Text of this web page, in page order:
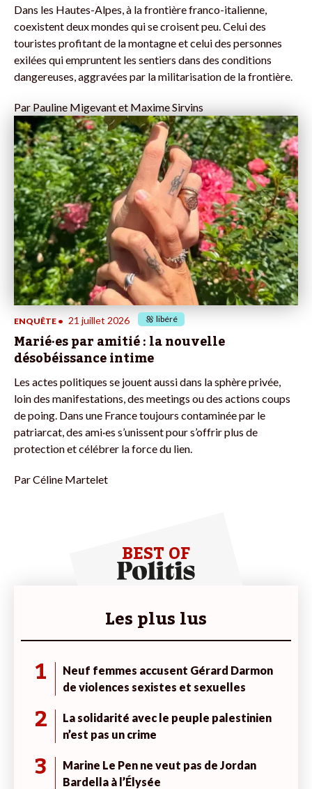
Dans les Hautes-Alpes, à la frontière franco-italienne,
coexistent deux mondes qui se croisent peu. Celui des
touristes profitant de la montagne et celui des personnes
exilées qui empruntent les sentiers dans des conditions
dangereuses, aggravées par la militarisation de la frontière.
Par Pauline Migevant et Maxime Sirvins
ENQUÊTE • 21 juillet 2026 libéré
Marié·es par amitié : la nouvelle
désobéissance intime
Les actes politiques se jouent aussi dans la sphère privée,
loin des manifestations, des meetings ou des actions coups
de poing. Dans une France toujours contaminée par le
patriarcat, des ami·es s’unissent pour s’offrir plus de
protection et célébrer la force du lien.
ParCéline Martelet
BEST OF
Les plus lus
1
Neuf femmes accusent Gérard Darmon
de violences sexistes et sexuelles
2
La solidarité avec le peuple palestinien
n’est pas un crime
3
Marine Le Pen ne veut pas de Jordan
Bardella à l’Élysée